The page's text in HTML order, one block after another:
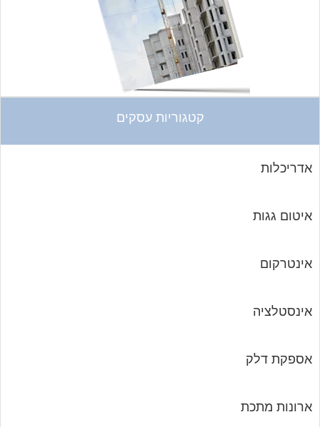
קטגוריות עסקים
אדריכלות
איטום גגות
אינטרקום
אינסטלציה
אספקת דלק
ארונות מתכת